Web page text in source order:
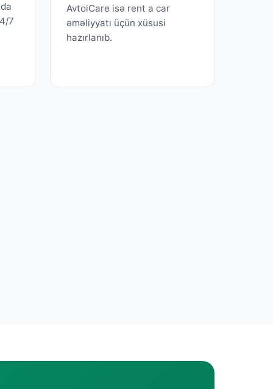
7
AvtoiCare isə rent a car
əməliyyatı üçün xüsusi
hazırlanıb.